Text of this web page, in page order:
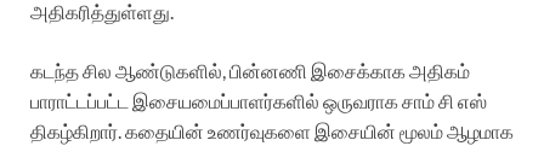
அதிகரித்துள்ளது.
கடந்த சில ஆண்டுகளில், பின்னணி இசைக்காக அதிகம்
பாராட்டப்பட்ட இசையமைப்பாளர்களில் ஒருவராக சாம் சி எஸ்
திகழ்கிறார். கதையின் உணர்வுகளை இசையின் மூலம் ஆழமாக